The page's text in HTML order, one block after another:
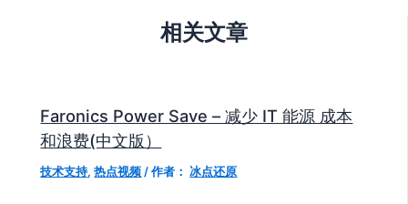
相关文章
Faronics Power Save – 减少 IT 能源 成本
和浪费(中文版）
技术支持,热点视频 / 作者： 冰点还原